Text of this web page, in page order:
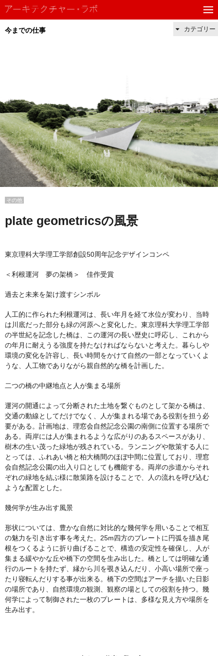
今までの仕事 カテゴリー
その他
plate geometricsの風景
東京理科大学理工学部創設50周年記念デザインコンペ
＜利根運河 夢の架橋＞ 佳作受賞
過去と未来を架け渡すシンボル
人工的に作られた利根運河は、長い年月を経て水位が変わり、当時
は川底だった部分も緑の河原へと変化した。東京理科大学理工学部
の半世紀を記念した橋は、この運河の長い歴史に呼応し、これから
の年月に耐えうる強度を持たなければならないと考えた。暮らしや
環境の変化を許容し、長い時間をかけて自然の一部となっていくよ
うな、人工物でありながら親自然的な橋を計画した。
二つの橋の中継地点と人が集まる場所
運河の開通によって分断された土地を繋ぐものとして架かる橋は、
交通の動線としてだけでなく、人が集まれる場である役割を担う必
要がある。計画地は、理窓会自然記念公園の南側に位置する場所で
ある。両岸には人が集まれるような広がりのあるスペースがあり、
樹木の生い茂った緑地が残されている。ランニングや散策する人に
とっては、ふれあい橋と柏大橋間のほぼ中間に位置しており、理窓
会自然記念公園の出入り口としても機能する。両岸の歩道からそれ
ぞれの緑地を結ぶ様に散策路を設けることで、人の流れを呼び込む
ような配置とした。
幾何学が生み出す風景
形状については、豊かな自然に対比的な幾何学を用いることで相互
の魅力を引き出す事を考えた。25m四方のプレートに円弧を描き尾
根をつくるように折り曲げることで、構造の安定性を確保し、人が
集まる緩やかな丘や橋下の空間を生み出した。橋としては明確な通
行のルートを持たず、縁から川を覗き込んだり、小高い場所で座っ
たり寝転んだりする事が出来る。橋下の空間はアーチを描いた日影
の場所であり、自然環境の観測、観察の場としての役割を持つ。幾
何学によって制御された一枚のプレートは、多様な見え方や場所を
生み出す。